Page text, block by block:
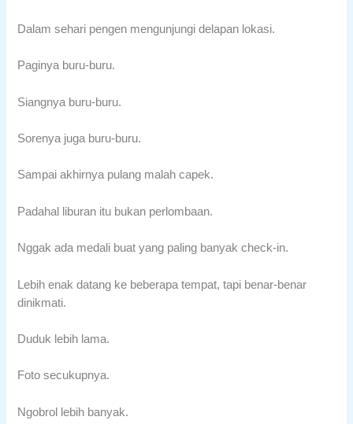
Dalam sehari pengen mengunjungi delapan lokasi.
Paginya buru-buru.
Siangnya buru-buru.
Sorenya juga buru-buru.
Sampai akhirnya pulang malah capek.
Padahal liburan itu bukan perlombaan.
Nggak ada medali buat yang paling banyak check-in.
Lebih enak datang ke beberapa tempat, tapi benar-benar
dinikmati.
Duduk lebih lama.
Foto secukupnya.
Ngobrol lebih banyak.